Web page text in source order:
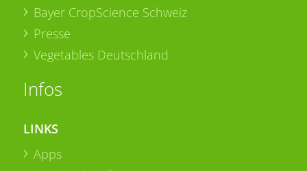
Bayer CropScience Schweiz
Presse
Vegetables Deutschland
Infos
LINKS
Apps